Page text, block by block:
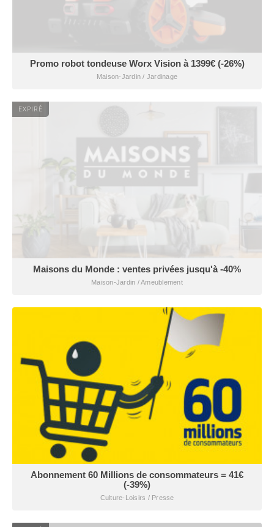
Promo robot tondeuse Worx Vision à 1399€ (-26%)
Maison-Jardin / Jardinage
EXPIRÉ
Maisons du Monde : ventes privées jusqu'à -40%
Maison-Jardin / Ameublement
Abonnement 60 Millions de consommateurs = 41€
(-39%)
Culture-Loisirs / Presse